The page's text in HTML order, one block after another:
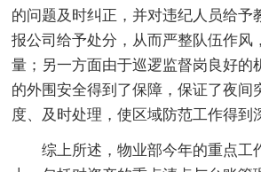
的问题及时纠正，并对违纪人员给予
报公司给予处分，从而严整队伍作风
量；另一方面由于巡逻监督岗良好的
的外围安全得到了保障，保证了夜间
度、及时处理，使区域防范工作得到
综上所述，物业部今年的重点工